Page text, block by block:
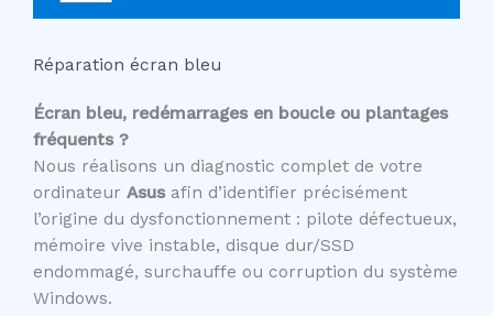
Réparation écran bleu
Écran bleu, redémarrages en boucle ou plantages
fréquents ?
Nous réalisons un diagnostic complet de votre
ordinateur Asusafin d’identifier précisément
l’origine du dysfonctionnement : pilote défectueux,
mémoire vive instable, disque dur/SSD
endommagé, surchauffe ou corruption du système
Windows.